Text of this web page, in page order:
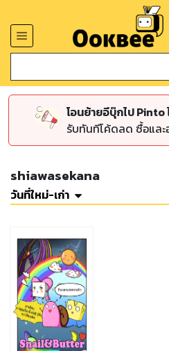
โอนย้ายอีบุ๊กไป
รับทันทีโค้ดลด ซื้อแล
shiawasekana
วันที่ใหม่-เก่า